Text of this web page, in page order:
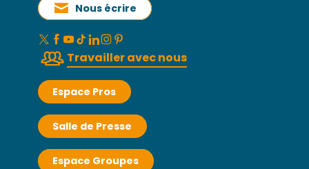
Nous écrire
Travailler avec nous
Espace Pros
Salle de Presse
Espace Groupes